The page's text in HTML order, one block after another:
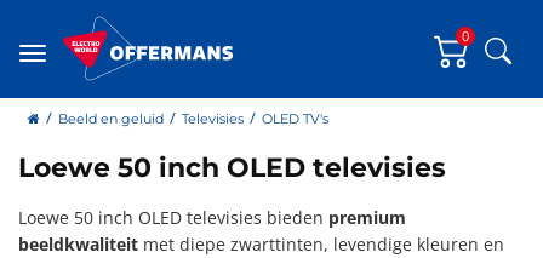
Menu
0
homeBeeld en geluid Televisies OLED TV's
Loewe 50 inch OLED televisies
Loewe 50 inch OLED televisies bieden premium
beeldkwaliteit met diepe zwarttinten, levendige kleuren en